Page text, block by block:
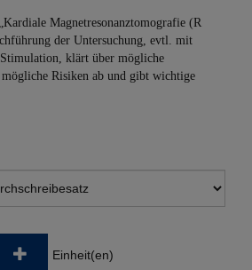
Magnetresonanztomografie (R
der Untersuchung, evtl. mit
klärt über mögliche
Risiken ab und gibt wichtige
Einheit(en)